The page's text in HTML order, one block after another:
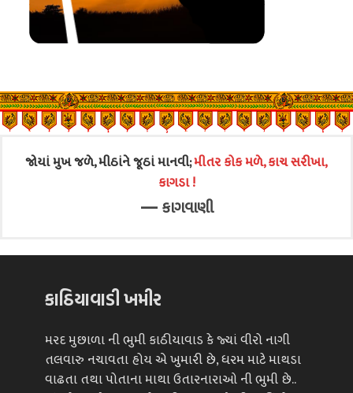
જોયાં મુખ જળે, મીઠાંને જૂઠાં માનવી;મીતર કોક મળે, કાચ સરીખા,
કાગડા !
—કાગવાણી
કાઠિયાવાડી ખમીર
મરદ મુછાળા ની ભુમી કાઠીયાવાડ કે જ્યાં વીરો નાગી
તલવારુ નચાવતા હોય એ ખુમારી છે, ધરમ માટે માથડા
વાઢતા તથા પોતાના માથા ઉતારનારાઓ ની ભુમી છે..